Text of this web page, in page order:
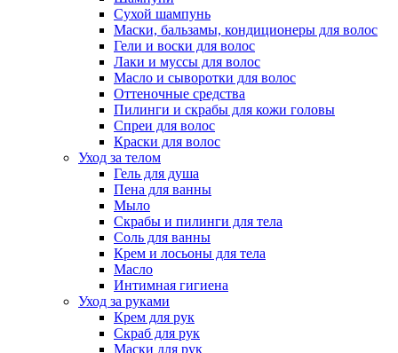
Сухой шампунь
Маски, бальзамы, кондиционеры для волос
Гели и воски для волос
Лаки и муссы для волос
Масло и сыворотки для волос
Оттеночные средства
Пилинги и скрабы для кожи головы
Спреи для волос
Краски для волос
Уход за телом
Гель для душа
Пена для ванны
Мыло
Скрабы и пилинги для тела
Соль для ванны
Крем и лосьоны для тела
Масло
Интимная гигиена
Уход за руками
Крем для рук
Скраб для рук
Маски для рук